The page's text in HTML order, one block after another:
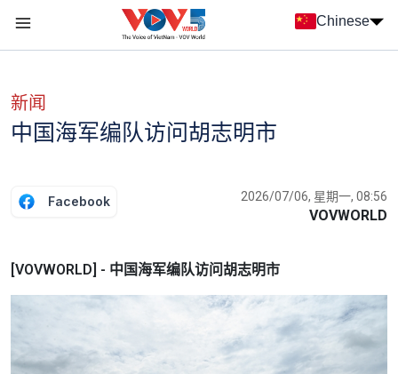
Chinese
新闻
中国海军编队访问胡志明市
Facebook 2026/07/06, 星期一, 08:56
VOVWORLD
[VOVWORLD] - 中国海军编队访问胡志明市